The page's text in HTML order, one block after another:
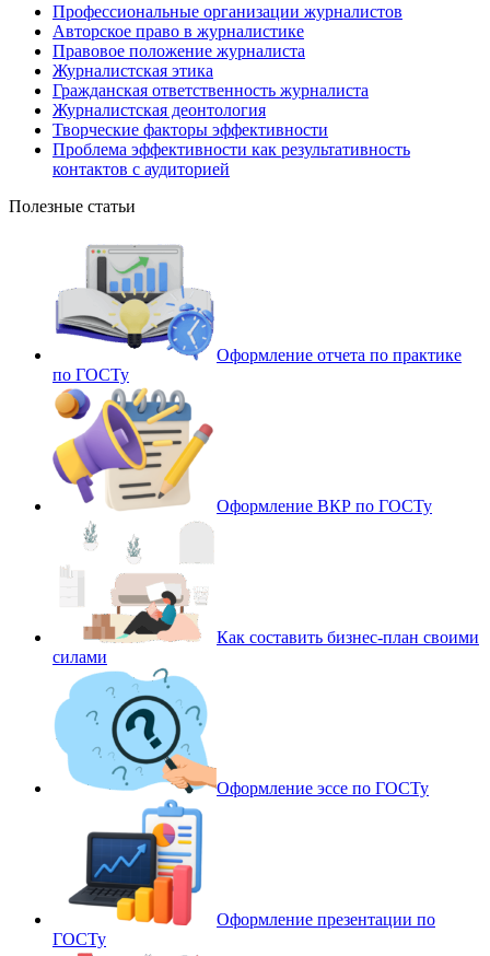
Профессиональные организации журналистов
Авторское право в журналистике
Правовое положение журналиста
Журналистская этика
Гражданская ответственность журналиста
Журналистская деонтология
Творческие факторы эффективности
Проблема эффективности как результативность
контактов с аудиторией
Полезные статьи
Оформление отчета по практике
по ГОСТу
Оформление ВКР по ГОСТу
Как составить бизнес-план своими
силами
Оформление эссе по ГОСТу
Оформление презентации по
ГОСТу